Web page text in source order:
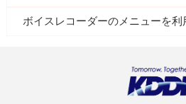
ボイスレコーダーのメニューを利